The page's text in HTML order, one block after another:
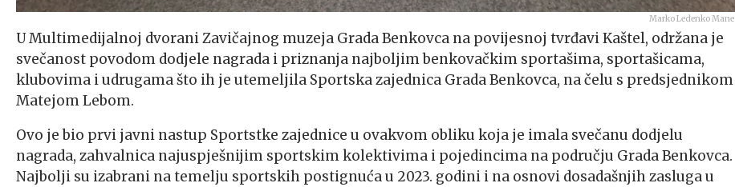
Marko Ledenko Mane
U Multimedijalnoj dvorani Zavičajnog muzeja Grada Benkovca na povijesnoj tvrđavi Kaštel, održana je
svečanost povodom dodjele nagrada i priznanja najboljim benkovačkim sportašima, sportašicama,
klubovima i udrugama što ih je utemeljila Sportska zajednica Grada Benkovca, na čelu s predsjednikom
Matejom Lebom.
Ovo je bio prvi javni nastup Sportstke zajednice u ovakvom obliku koja je imala svečanu dodjelu
nagrada, zahvalnica najuspješnijim sportskim kolektivima i pojedincima na području Grada Benkovca.
Najbolji su izabrani na temelju sportskih postignuća u 2023. godini i na osnovi dosadašnjih zasluga u